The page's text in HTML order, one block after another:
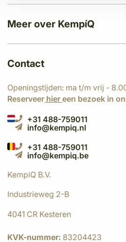
Meer over KempíQ
Contact
Openingstijden: ma t/m vrij -
Reserveer hier een bezoek in
+31 488-759011
info@kempiq.nl
+31 488-759011
info@kempiq.be
KempíQ B.V.
Industrieweg 2-B
4041 CR Kesteren
KVK-nummer: 83204423